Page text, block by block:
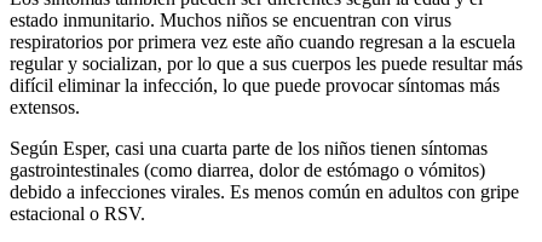
estado inmunitario. Muchos niños se encuentran con virus
respiratorios por primera vez este año cuando regresan a la escuela
regular y socializan, por lo que a sus cuerpos les puede resultar más
difícil eliminar la infección, lo que puede provocar síntomas más
extensos.
Según Esper, casi una cuarta parte de los niños tienen síntomas
gastrointestinales (como diarrea, dolor de estómago o vómitos)
debido a infecciones virales. Es menos común en adultos con gripe
estacional o RSV.